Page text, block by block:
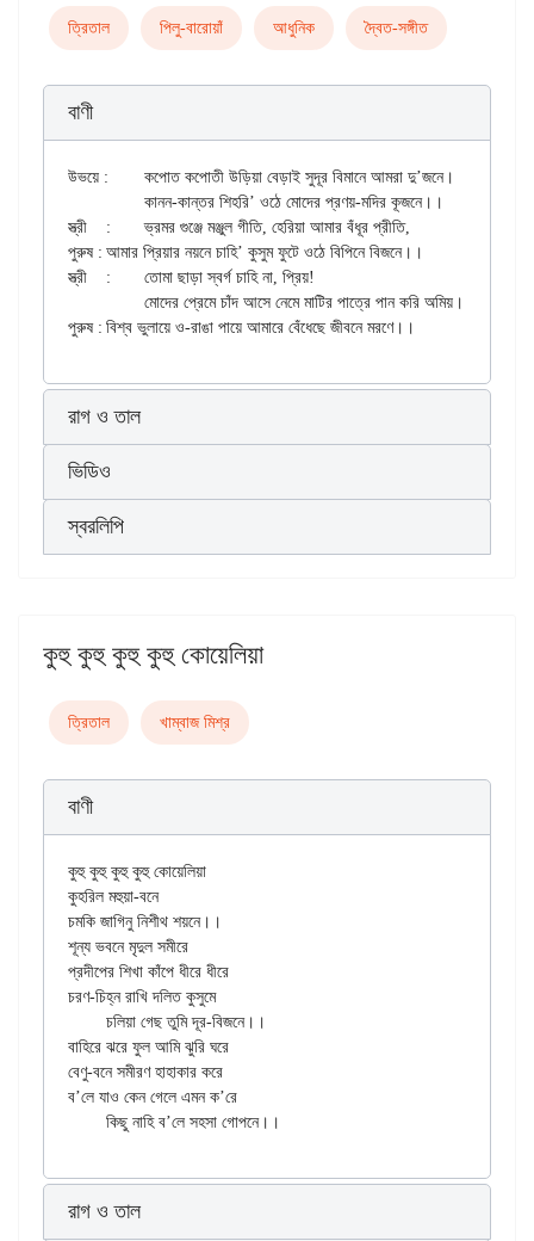
ত্রিতাল পিলু-বারোয়াঁ আধুনিক দ্বৈত-সঙ্গীত
বাণী
উভয়ে : 	কপোত কপোতী উড়িয়া বেড়াই সুদূর বিমানে আমরা দু’জনে।
স্ত্রী 	:	ভ্রমর গুঞ্জে মঞ্জুল গীতি, হেরিয়া আমার বঁধূর প্রীতি,
পুরুষ :	আমার প্রিয়ার নয়নে চাহি’ কুসুম ফুটে ওঠে বিপিনে বিজনে।।
স্ত্রী 	:	তোমা ছাড়া স্বর্গ চাহি না, প্রিয়!
রাগ ও তাল
ভিডিও
স্বরলিপি
কুহু কুহু কুহু কুহু কোয়েলিয়া
ত্রিতাল খাম্বাজ মিশ্র
বাণী
কুহু কুহু কুহু কুহু কোয়েলিয়া
কুহরিল মহুয়া-বনে
চমকি জাগিনু নিশীথ শয়নে।।
শূন্য ভবনে মৃদুল সমীরে
প্রদীপের শিখা কাঁপে ধীরে ধীরে
চরণ-চিহ্ন রাখি দলিত কুসুমে
বাহিরে ঝরে ফুল আমি ঝুরি ঘরে
বেণু-বনে সমীরণ হাহাকার করে
ব’লে যাও কেন গেলে এমন ক’রে
রাগ ও তাল